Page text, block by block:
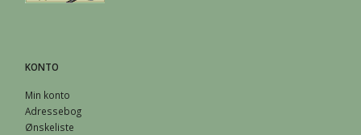
KONTO
Min konto
Adressebog
Ønskeliste